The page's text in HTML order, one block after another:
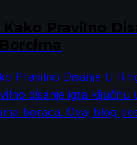
Pravilno Disanje U
disanje igra ključnu
boraca. Ovaj blog